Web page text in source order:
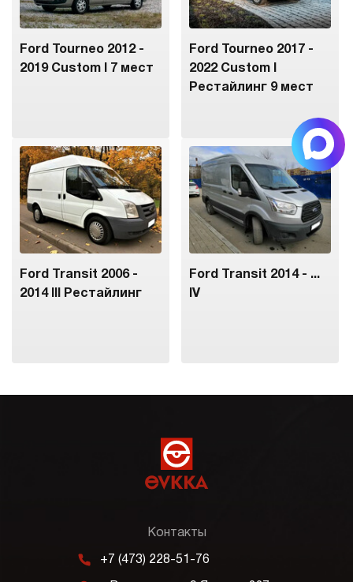
Ford Tourneo 2012 -
2019 Custom I 7 мест
Ford Tourneo 2017 -
2022 Custom I
Рестайлинг 9 мест
Ford Transit 2006 -
2014 III Рестайлинг
Ford Transit 2014 - ...
IV
Контакты
m +7 (473) 228-51-76